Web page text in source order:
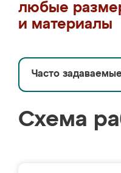
любые
и материалы
Часто
Схема